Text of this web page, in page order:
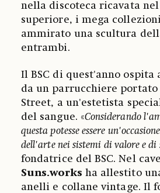
nella discoteca ricavata
superiore, i mega
ammirato una scultura
entrambi.
Il BSC di quest'anno
da un parrucchiere
Street, a un'estetista
del sangue. «Considerando
questa potesse essere
dell'arte nei sistemi di valore e di
fondatrice del BSC. Nel
Suns.works ha allestito
anelli e collane vintage. Il